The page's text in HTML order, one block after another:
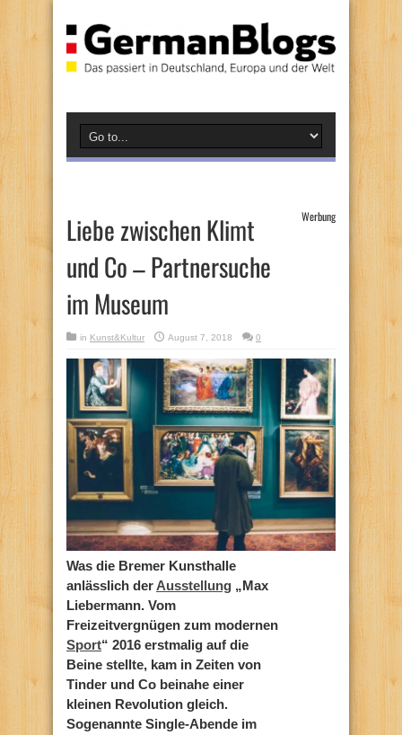
Liebe zwischen Klimt
und Co – Partnersuche
im Museum
Werbung
in Kunst&Kultur August 7, 2018 0
Was die Bremer Kunsthalle
anlässlich der Ausstellung „Max
Liebermann. Vom
Freizeitvergnügen zum modernen
Sport“ 2016 erstmalig auf die
Beine stellte, kam in Zeiten von
Tinder und Co beinahe einer
kleinen Revolution gleich.
Sogenannte Single-Abende im